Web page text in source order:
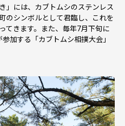
」には、カブトムシのステンレス
のシンボルとして君臨し、これを
てきます。また、毎年7月下旬に
加する「カブトムシ相撲大会」